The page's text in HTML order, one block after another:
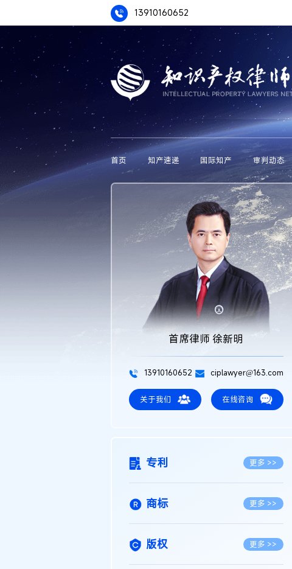
13910160652
首页 知产速递 国际知产 审判动态
首席律师 徐新明
13910160652 ciplawyer@163.com
关于我们 在线咨询
专利 更多 >>
商标 更多 >>
版权 更多 >>